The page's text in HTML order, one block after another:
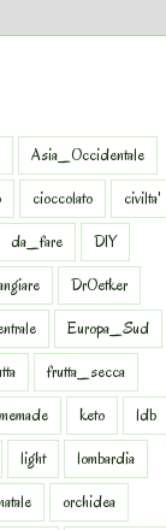
Asia_Occidentale
cioccolato
civilta'
da_fare
DIY
DrOetker
Europa_Sud
frutta_secca
keto
ldb
light
lombardia
orchidea